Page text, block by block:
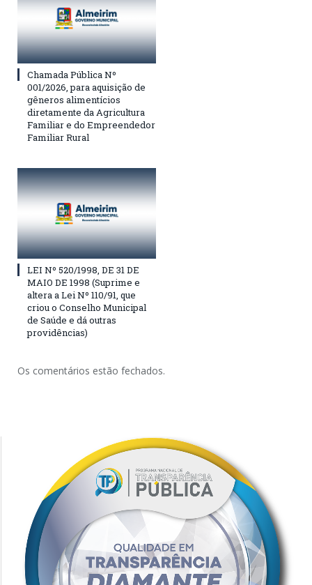
Chamada Pública Nº
001/2026, para aquisição de
gêneros alimentícios
diretamente da Agricultura
Familiar e do Empreendedor
Familiar Rural
LEI Nº 520/1998, DE 31 DE
MAIO DE 1998 (Suprime e
altera a Lei Nº 110/91, que
criou o Conselho Municipal
de Saúde e dá outras
providências)
Os comentários estão fechados.